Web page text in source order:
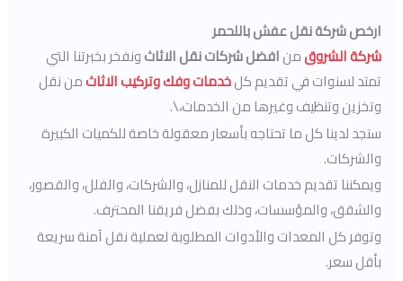
ارخص شركة نقل عفش باللحمر
شركة الشروقمنافضل شركات نقل الاثاثونفخر بخبرتنا التي
تمتد لسنوات في تقديم كلخدمات وفك وتركيب الاثاثمن نقل
وتخزين وتنظيف وغيرها من الخدمات،\.
ستجد لدينا كل ما تحتاجه بأسعار معقولة خاصة للكميات الكبيرة
والشركات.
ويمكننا تقديم خدمات النقل للمنازل، والشركات، والفلل، والقصور،
والشقق، والمؤسسات، وذلك بفضل فريقنا المحترف.
وتوفر كل المعدات والأدوات المطلوبة لعملية نقل آمنة سريعة
بأقل سعر.